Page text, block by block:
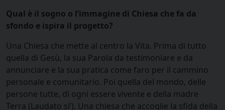
Qual è il sogno o l’immagine di Chiesa che fa da
sfondo e ispira il progetto?
Una Chiesa che mette al centro la Vita. Prima di tutto
quella di Gesù, la sua Parola da testimoniare e da
annunciare e la sua pratica come faro per il cammino
personale e comunitario. Poi quella del mondo, delle
persone tutte, di ogni essere vivente e della madre
Terra (Laudato si’). Una chiesa che accoglie la sfida della